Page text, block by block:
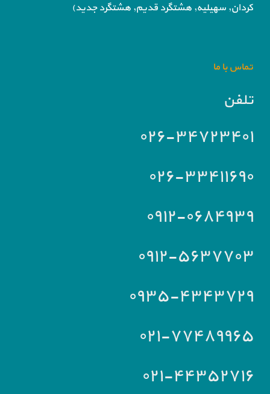
کردان, سهیلیه, هشتگرد قدیم, هشتگرد جدید)
تماس با ما
تلفن
۰۲۶-۳۴۷۲۳۴۰۱
۰۲۶-۳۳۴۱۱۶۹۰
۰۹۱۲-۰۶۸۴۹۳۹
۰۹۱۲-۵۶۳۷۷۰۳
۰۹۳۵-۴۳۴۳۷۲۹
۰۲۱-۷۷۴۸۹۹۶۵
۰۲۱-۴۴۳۵۲۷۱۶